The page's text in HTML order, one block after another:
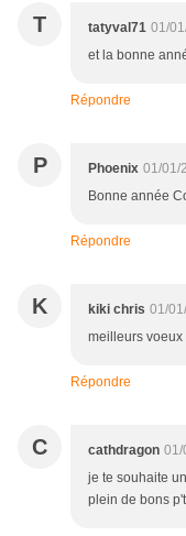
T tatyval71 01/
et la bonne
Répondre
P Phoenix 01/01/
Bonne année
Répondre
K kiki chris 01/
meilleurs voeux
Répondre
C cathdragon 01/
je te souhaite
plein de bons